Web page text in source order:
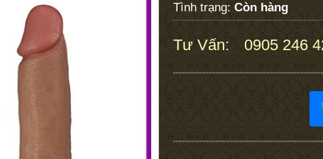
Tình trạng: Còn hàng
Tư Vấn: 0905 246